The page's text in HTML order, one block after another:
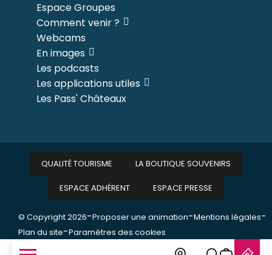
Espace Groupes
Comment venir ?
Webcams
En images
Les podcasts
Les applications utiles
Les Pass' Châteaux
© Copyright 2026-Proposer une animation-Mentions légales-
Plan du site-Paramètres des cookies
QUALITÉ TOURISME LA BOUTIQUE SOUVENIRS
ESPACE ADHÉRENT ESPACE PRESSE